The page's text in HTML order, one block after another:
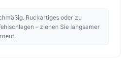
Ruckartiges oder zu
– ziehen Sie langsamer